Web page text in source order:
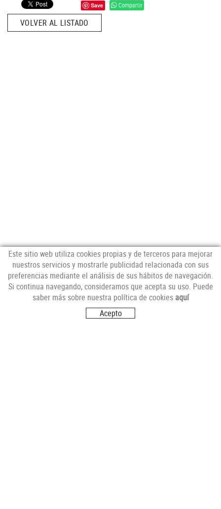
Save Compartir
VOLVER AL LISTADO
NEWSLETTER
Este sitio web utiliza cookies propias y de terceros para mejorar
nuestros servicios y mostrarle publicidad relacionada con sus
preferencias mediante el análisis de sus hábitos de navegación.
Si continua navegando, consideramos que acepta su uso. Puede
saber más sobre nuestra política de cookies aquí
Acepto